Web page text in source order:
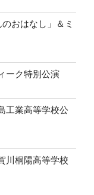
おはなし」＆ミ
ーク特別公演
工業高等学校公
川桐陽高等学校